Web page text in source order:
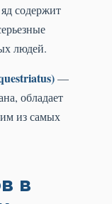
содержит
людей.
—
обладает
из самых
в